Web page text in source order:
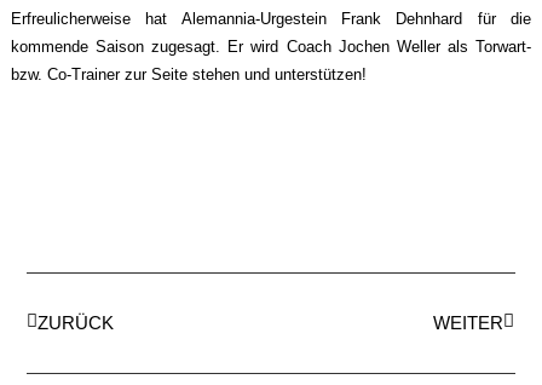
Erfreulicherweise hat Alemannia-Urgestein Frank Dehnhard für die
kommende Saison zugesagt. Er wird Coach Jochen Weller als Torwart-
bzw. Co-Trainer zur Seite stehen und unterstützen!
ZURÜCK WEITER